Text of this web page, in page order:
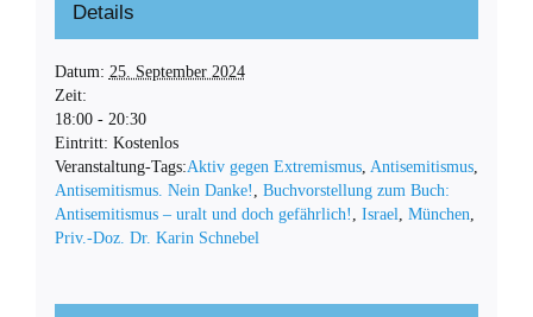
Details
Datum: 25. September 2024
Zeit:
18:00 - 20:30
Eintritt: Kostenlos
Veranstaltung-Tags:Aktiv gegen Extremismus, Antisemitismus,
Antisemitismus. Nein Danke! , Buchvorstellung zum Buch:
Antisemitismus – uralt und doch gefährlich! , Israel, München,
Priv.-Doz. Dr. Karin Schnebel